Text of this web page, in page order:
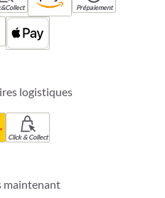
Prépaiement
logistiques
Click & Collect
maintenant